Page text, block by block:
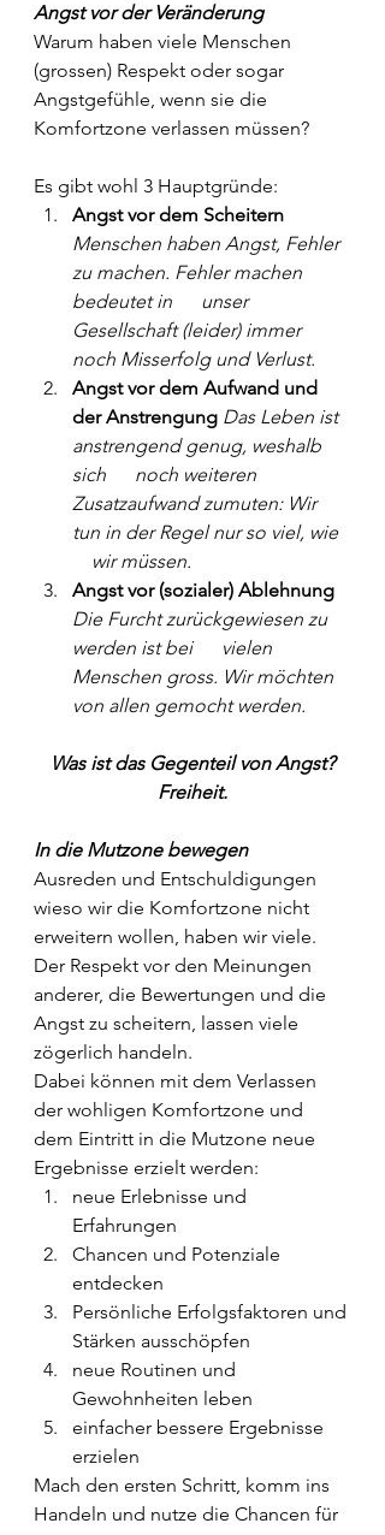
Angst vor der Veränderung
Warum haben viele Menschen
(grossen) Respekt oder sogar
Angstgefühle, wenn sie die
Komfortzone verlassen müssen?
Es gibt wohl 3 Hauptgründe:
Angst vor dem Scheitern
Menschen haben Angst, Fehler
zu machen. Fehler machen
bedeutet in      unser
Gesellschaft (leider) immer
noch Misserfolg und Verlust.
Angst vor dem Aufwand und
der Anstrengung Das Leben ist
anstrengend genug, weshalb
sich      noch weiteren
Zusatzaufwand zumuten: Wir
tun in der Regel nur so viel, wie
    wir müssen.
Angst vor (sozialer) Ablehnung
Die Furcht zurückgewiesen zu
werden ist bei      vielen
Menschen gross. Wir möchten
von allen gemocht werden.
Was ist das Gegenteil von Angst?
Freiheit.
In die Mutzone bewegen
Ausreden und Entschuldigungen
wieso wir die Komfortzone nicht
erweitern wollen, haben wir viele.
Der Respekt vor den Meinungen
anderer, die Bewertungen und die
Angst zu scheitern, lassen viele
zögerlich handeln.
Dabei können mit dem Verlassen
der wohligen Komfortzone und
dem Eintritt in die Mutzone neue
Ergebnisse erzielt werden:
neue Erlebnisse und
Erfahrungen
Chancen und Potenziale
entdecken
Persönliche Erfolgsfaktoren und
Stärken ausschöpfen
neue Routinen und
Gewohnheiten leben
einfacher bessere Ergebnisse
erzielen
Mach den ersten Schritt, komm ins
Handeln und nutze die Chancen für